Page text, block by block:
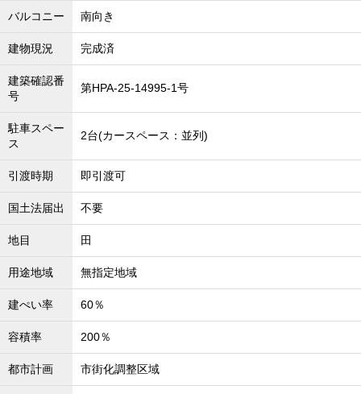
バルコニー 南向き
建物現況 完成済
建築確認番
号
第HPA-25-14995-1号
駐車スペー
ス
2台(カースペース：並列)
引渡時期 即引渡可
国土法届出 不要
地目 田
用途地域 無指定地域
建ぺい率 60％
容積率 200％
都市計画 市街化調整区域